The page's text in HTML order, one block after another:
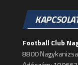
Football Club
8800